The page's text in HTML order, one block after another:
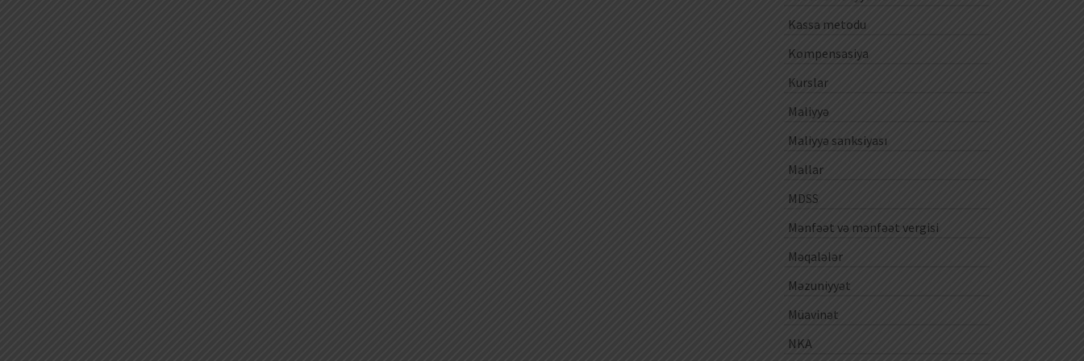
Kassa metodu
Kompensasiya
Kurslar
Maliyyə
Maliyyə sanksiyası
Mallar
MDSS
Mənfəət və mənfəət vergisi
Məqalələr
Məzuniyyət
Müavinət
NKA